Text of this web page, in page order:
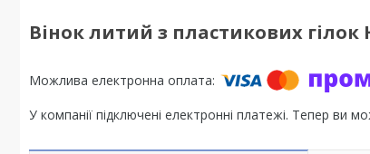
Вінок литий з пластикових
У компанії підключені електронні платежі. Тепер ви